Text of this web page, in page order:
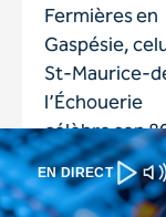
EN DIRECT